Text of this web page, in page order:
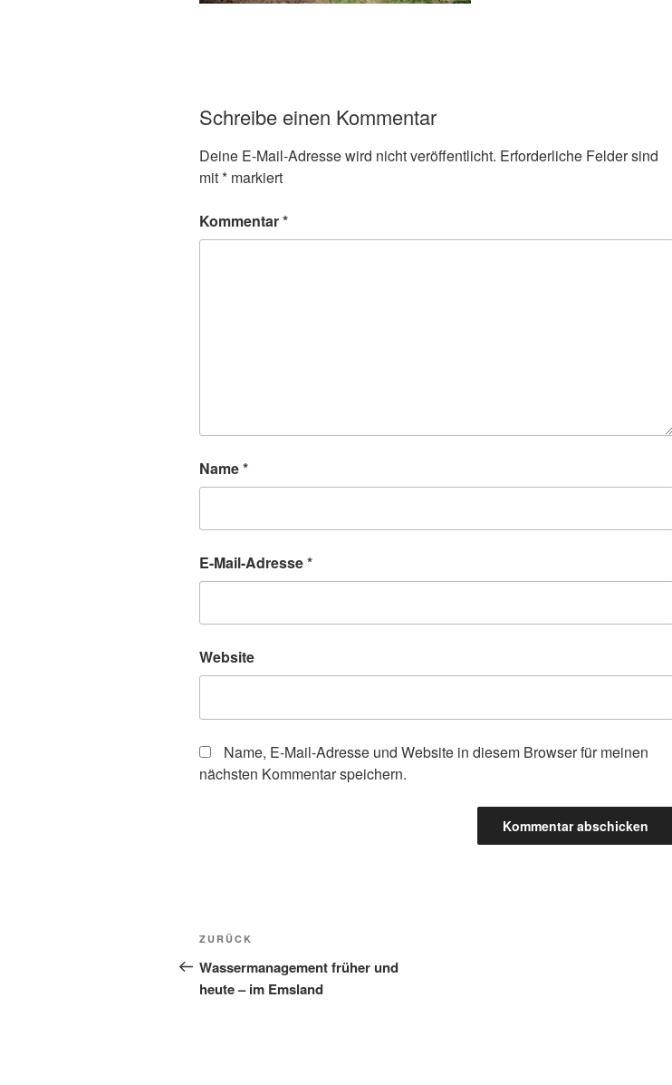
Schreibe einen Kommentar
Deine E-Mail-Adresse wird nicht veröffentlicht. Erforderliche Felder sind
mit* markiert
Kommentar*
Name*
E-Mail-Adresse*
Website
Name, E-Mail-Adresse und Website in diesem Browser für meinen
nächsten Kommentar speichern.
Beitragsnavigation
Vorheriger
Beitrag
ZURÜCK
Wassermanagement früher und
heute – im Emsland